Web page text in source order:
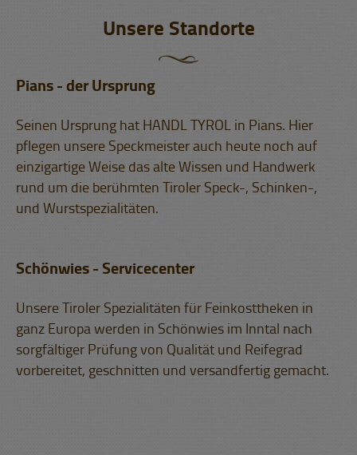
Unsere Standorte
Pians - der Ursprung
Seinen Ursprung hat HANDL TYROL in Pians. Hier
pflegen unsere Speckmeister auch heute noch auf
einzigartige Weise das alte Wissen und Handwerk
rund um die berühmten Tiroler Speck-, Schinken-,
und Wurstspezialitäten.
Schönwies - Servicecenter
Unsere Tiroler Spezialitäten für Feinkosttheken in
ganz Europa werden in Schönwies im Inntal nach
sorgfältiger Prüfung von Qualität und Reifegrad
vorbereitet, geschnitten und versandfertig gemacht.